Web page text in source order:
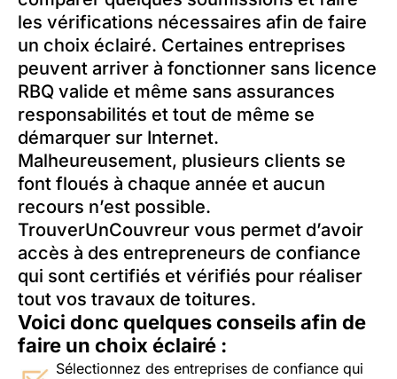
les vérifications nécessaires afin de faire
un choix éclairé. Certaines entreprises
peuvent arriver à fonctionner sans licence
RBQ valide et même sans assurances
responsabilités et tout de même se
démarquer sur Internet.
Malheureusement, plusieurs clients se
font floués à chaque année et aucun
recours n’est possible.
TrouverUnCouvreur vous permet d’avoir
accès à des entrepreneurs de confiance
qui sont certifiés et vérifiés pour réaliser
tout vos travaux de toitures.
Voici donc quelques conseils afin de
faire un choix éclairé :
Sélectionnez des entreprises de confiance qui